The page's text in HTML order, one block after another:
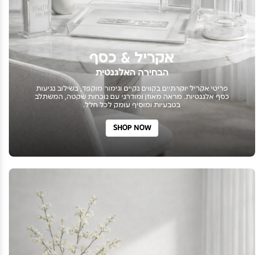
אקריל & כסף
הבחירה האלגנטית
פריטי אקריל יוקרתיים בקווים נקיים וגימור מוקפד, בשילוב נגיעות
כסף אלגנטיות. מראה מאוזן ומודרני עם נוכחות שקטה, המשתלב
בטבעיות ומוסיף עומק לכל חלל.
SHOP NOW